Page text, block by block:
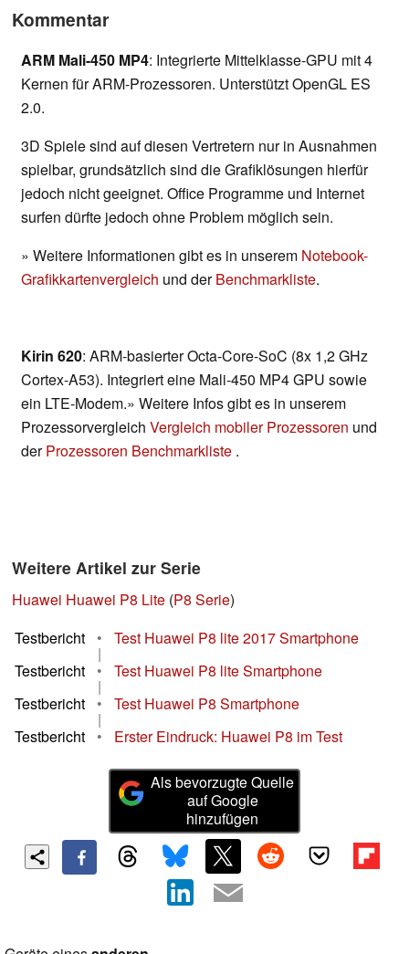
Kommentar
ARM Mali-450 MP4: Integrierte Mittelklasse-GPU mit 4
Kernen für ARM-Prozessoren. Unterstützt OpenGL ES
2.0.
3D Spiele sind auf diesen Vertretern nur in Ausnahmen
spielbar, grundsätzlich sind die Grafiklösungen hierfür
jedoch nicht geeignet. Office Programme und Internet
surfen dürfte jedoch ohne Problem möglich sein.
» Weitere Informationen gibt es in unserem Notebook-
Grafikkartenvergleich und derBenchmarkliste.
Kirin 620: ARM-basierter Octa-Core-SoC (8x 1,2 GHz
Cortex-A53). Integriert eine Mali-450 MP4 GPU sowie
ein LTE-Modem.» Weitere Infos gibt es in unserem
Prozessorvergleich Vergleich mobiler Prozessoren und
derProzessoren Benchmarkliste .
Weitere Artikel zur Serie
Huawei Huawei P8 Lite (P8 Serie)
Testbericht
• Test Huawei P8 lite 2017 Smartphone
|
Testbericht
• Test Huawei P8 lite Smartphone
|
Testbericht
• Test Huawei P8 Smartphone
|
Testbericht
• Erster Eindruck: Huawei P8 im Test
Als bevorzugte Quelle
auf Google
hinzufügen